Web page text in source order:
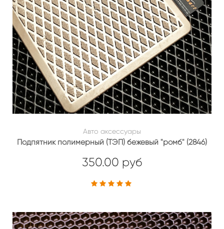
Авто аксессуары
Подпятник полимерный (ТЭП) бежевый "ромб" (2846)
350.00 руб